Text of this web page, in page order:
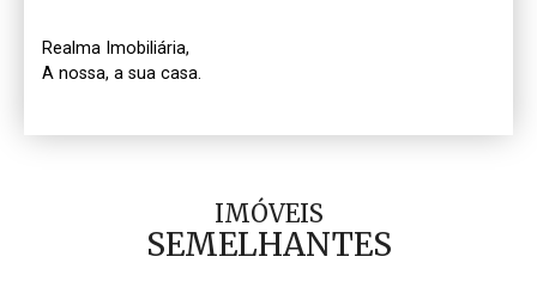
Realma Imobiliária,
IMÓVEIS
SEMELHANTES